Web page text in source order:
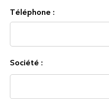
Téléphone :
Société :